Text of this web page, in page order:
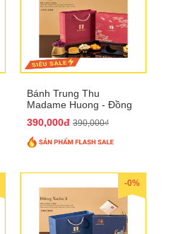
Bánh Trung Thu
Madame Huong - Đồng
390,000đ 390,000₫
-0%